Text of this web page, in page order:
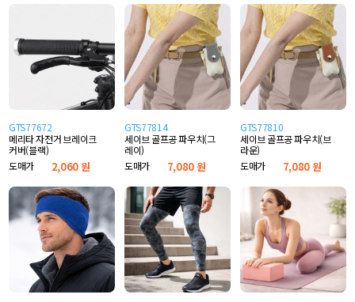
GTS77672
메리타 자전거 브레이크
커버(블랙)
도매가
2,060 원
GTS77814
세이브 골프공 파우치(그
레이)
도매가
7,080 원
GTS77810
세이브 골프공 파우치(브
라운)
도매가
7,080 원